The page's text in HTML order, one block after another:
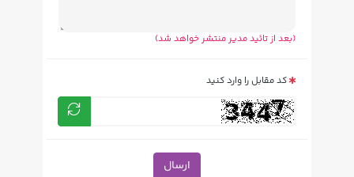
(بعد از تائید مدیر منتشر خواهد شد)
کد مقابل را وارد کنید
ارسال